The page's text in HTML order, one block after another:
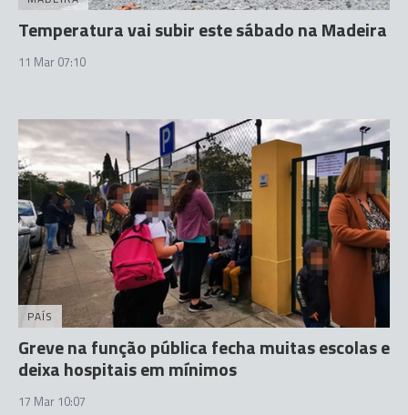
Temperatura vai subir este sábado na Madeira
11 Mar 07:10
PAÍS
Greve na função pública fecha muitas escolas e
deixa hospitais em mínimos
17 Mar 10:07